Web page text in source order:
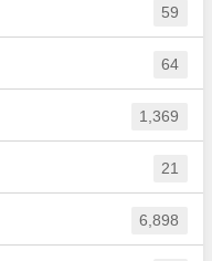
59
64
1,369
21
6,898